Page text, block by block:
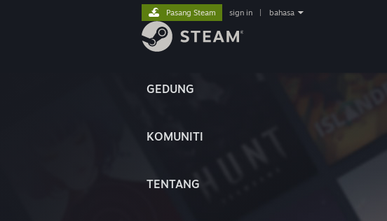
GEDUNG
KOMUNITI
TENTANG
Pasang Steam sign in bahasa